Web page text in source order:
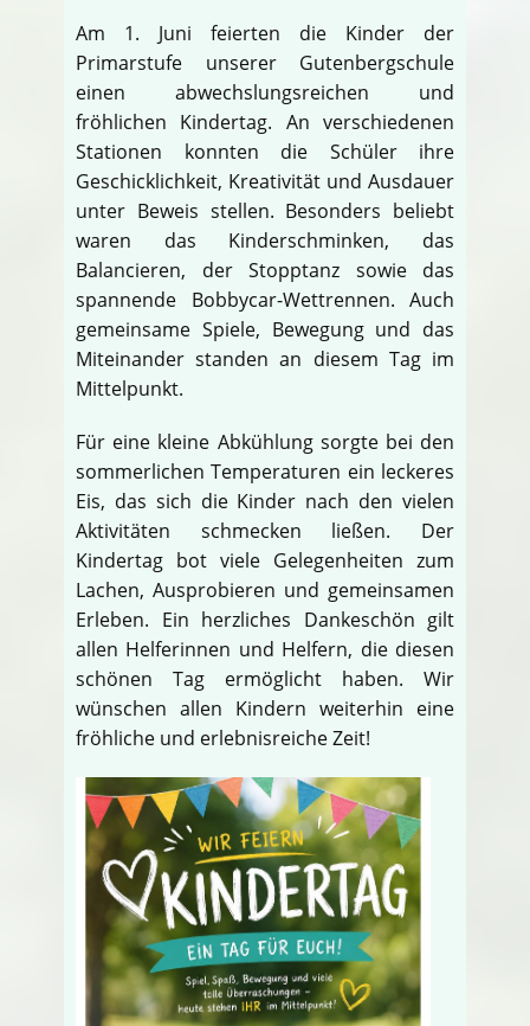
Am 1. Juni feierten die Kinder der
Primarstufe unserer Gutenbergschule
einen abwechslungsreichen und
fröhlichen Kindertag. An verschiedenen
Stationen konnten die Schüler ihre
Geschicklichkeit, Kreativität und Ausdauer
unter Beweis stellen. Besonders beliebt
waren das Kinderschminken, das
Balancieren, der Stopptanz sowie das
spannende Bobbycar-Wettrennen. Auch
gemeinsame Spiele, Bewegung und das
Miteinander standen an diesem Tag im
Mittelpunkt.
Für eine kleine Abkühlung sorgte bei den
sommerlichen Temperaturen ein leckeres
Eis, das sich die Kinder nach den vielen
Aktivitäten schmecken ließen. Der
Kindertag bot viele Gelegenheiten zum
Lachen, Ausprobieren und gemeinsamen
Erleben. Ein herzliches Dankeschön gilt
allen Helferinnen und Helfern, die diesen
schönen Tag ermöglicht haben. Wir
wünschen allen Kindern weiterhin eine
fröhliche und erlebnisreiche Zeit!